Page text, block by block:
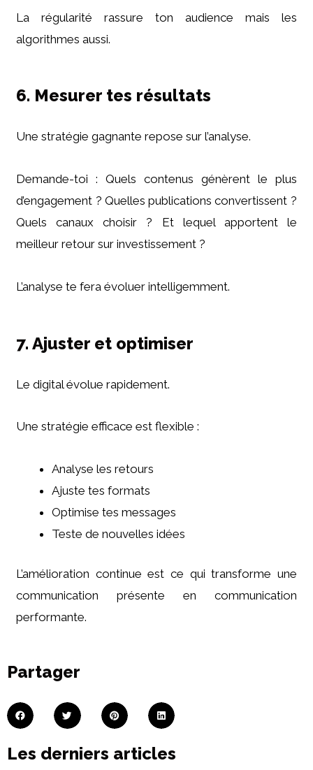
La régularité rassure ton audience mais les
algorithmes aussi.
6. Mesurer tes résultats
Une stratégie gagnante repose sur l’analyse.
Demande-toi : Quels contenus génèrent le plus
d’engagement ? Quelles publications convertissent ?
Quels canaux choisir ? Et lequel apportent le
meilleur retour sur investissement ?
L’analyse te fera évoluer intelligemment.
7. Ajuster et optimiser
Le digital évolue rapidement.
Une stratégie efficace est flexible :
Analyse les retours
Ajuste tes formats
Optimise tes messages
Teste de nouvelles idées
L’amélioration continue est ce qui transforme une
communication présente en communication
performante.
Partager
Les derniers articles